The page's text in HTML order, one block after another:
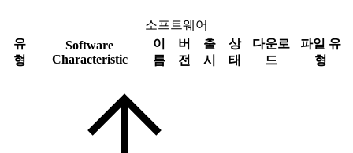
소프트웨어
유
형
Software
Characteristic
이
름
버
전
출
시
상
태
다운로
드
파일 유
형